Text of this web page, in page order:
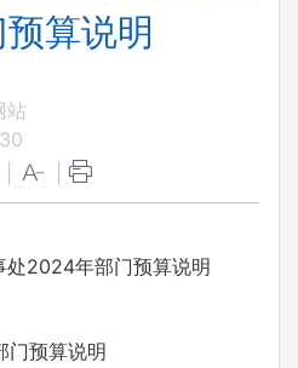
算说明
站
2024年部门预算说明
预算说明